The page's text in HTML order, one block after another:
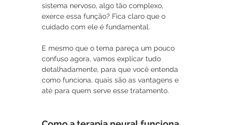
sistema nervoso, algo tão complexo,
exerce essa função? Fica claro que o
cuidado com ele é fundamental.
E mesmo que o tema pareça um pouco
confuso agora, vamos explicar tudo
detalhadamente, para que você entenda
como funciona, quais são as vantagens e
até para quem serve esse tratamento.